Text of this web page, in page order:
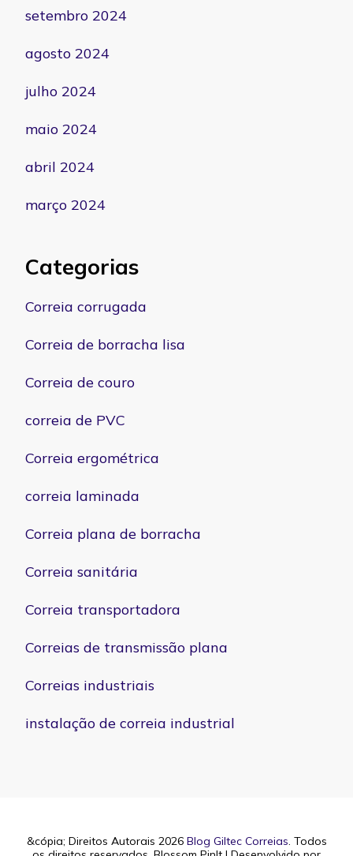
setembro 2024
agosto 2024
julho 2024
maio 2024
abril 2024
março 2024
Categorias
Correia corrugada
Correia de borracha lisa
Correia de couro
correia de PVC
Correia ergométrica
correia laminada
Correia plana de borracha
Correia sanitária
Correia transportadora
Correias de transmissão plana
Correias industriais
instalação de correia industrial
&cópia; Direitos Autorais 2026 Blog Giltec Correias. Todos